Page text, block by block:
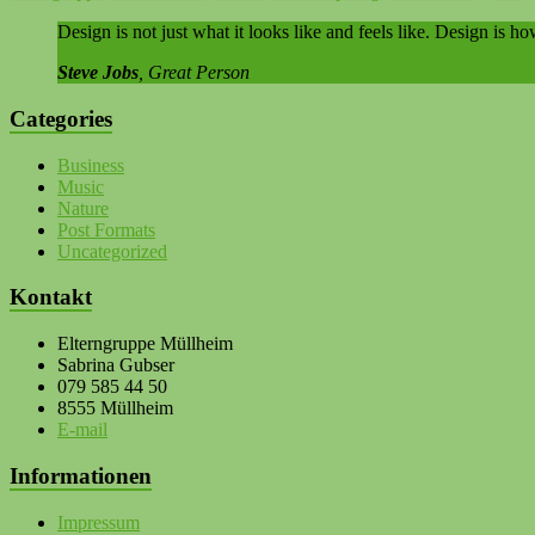
Design is not just what it looks like and feels like. Design is
Steve Jobs , Great Person
Categories
Business
Music
Nature
Post Formats
Uncategorized
Kontakt
Elterngruppe Müllheim
Sabrina Gubser
079 585 44 50
8555 Müllheim
E-mail
Informationen
Impressum